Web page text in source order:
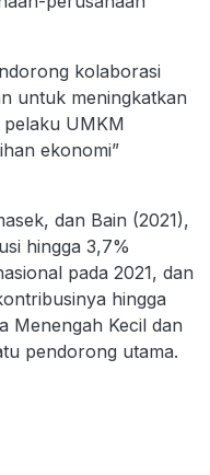
kolaborasi
untuk meningkatkan
UMKM
ekonomi”
dan Bain (2021),
hingga 3,7%
pada 2021, dan
hingga
Menengah Kecil dan
pendorong utama.